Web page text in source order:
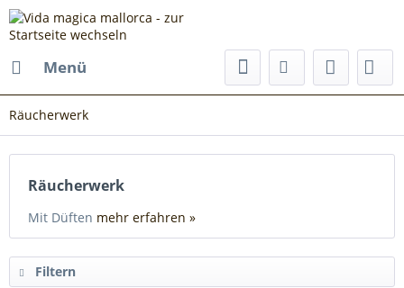
Menü
Räucherwerk
Räucherwerk
Mit Düften mehr erfahren »
Filtern